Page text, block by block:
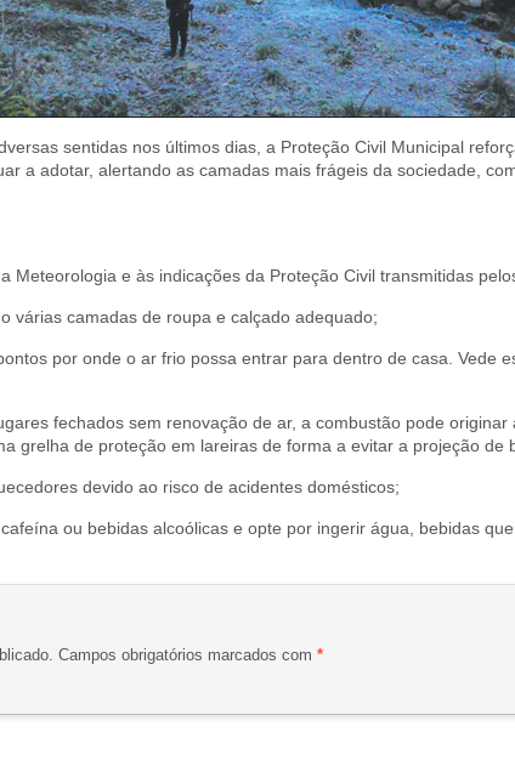
sentidas nos últimos dias, a Proteção Civil Municipal
a adotar, alertando as camadas mais frágeis da sociedade,
Meteorologia e às indicações da Proteção Civil transmitidas
várias camadas de roupa e calçado adequado;
por onde o ar frio possa entrar para dentro de casa. Vede
fechados sem renovação de ar, a combustão pode
grelha de proteção em lareiras de forma a evitar a projeção de
devido ao risco de acidentes domésticos;
ou bebidas alcoólicas e opte por ingerir água, bebidas
Campos obrigatórios marcados com *